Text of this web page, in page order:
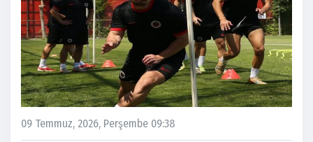
09 Temmuz, 2026, Perşembe 09:38